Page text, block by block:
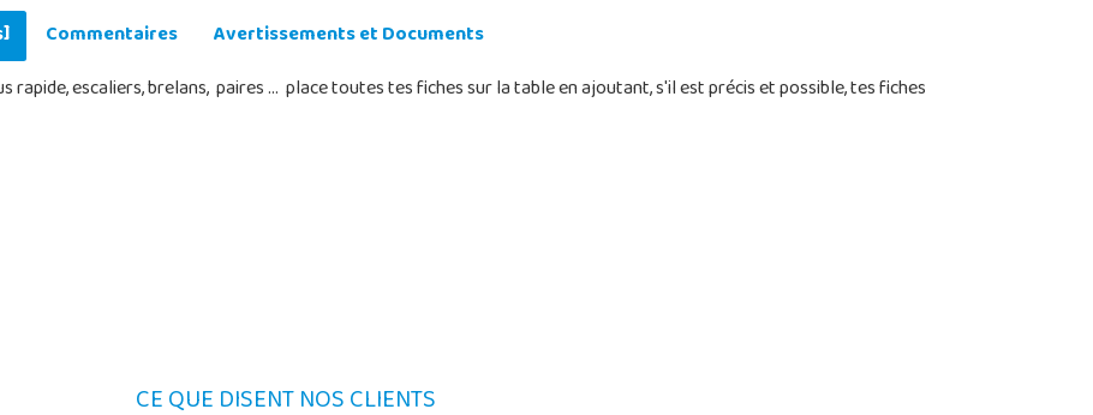
Commentaires
Avertissements et Documents
escaliers, brelans, paires ... place toutes tes fiches sur la table en ajoutant, s'il est précis et possible, tes fiches
CE QUE DISENT NOS CLIENTS